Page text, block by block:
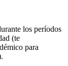
los períodos
(te
para